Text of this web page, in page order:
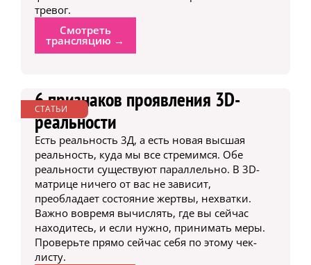
тревог.
Смотреть
трансляцию →
СТАТЬИ
6 признаков проявления 3D-
реальности
Есть реальность 3Д, а есть новая высшая
реальность, куда мы все стремимся. Обе
реальности существуют параллельно. В 3D-
матрице ничего от вас не зависит,
преобладает состояние жертвы, нехватки.
Важно вовремя вычислять, где вы сейчас
находитесь, и если нужно, принимать меры.
Проверьте прямо сейчас себя по этому чек-
листу.